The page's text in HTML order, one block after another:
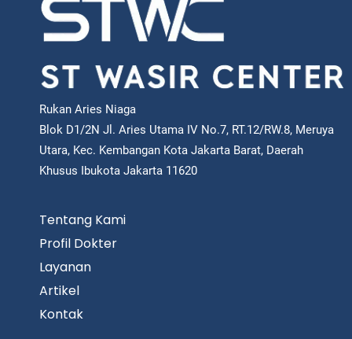
Rukan Aries Niaga
Blok D1/2N Jl. Aries Utama IV No.7, RT.12/RW.8, Meruya
Utara, Kec. Kembangan Kota Jakarta Barat, Daerah
Khusus Ibukota Jakarta 11620
Tentang Kami
Profil Dokter
Layanan
Artikel
Kontak